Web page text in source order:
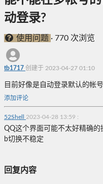
动登录?
使用问题 · 770 次浏览
tb1717 创建于 2023-04-27 01:10
目前好像是自动登录默认的帐
添加评论
52Shell 2023-04-28 13:59 :
QQ这个界面可能不太好精确
b切换不稳定
回复内容